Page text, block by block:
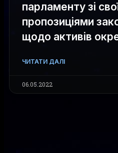
парламенту зі
пропозиціями
щодо активів
ЧИТАТИ ДАЛІ
06.05.2022